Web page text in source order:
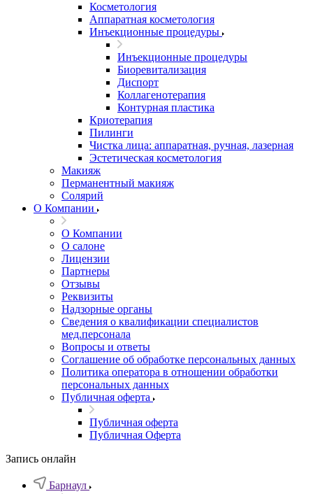
Косметология
Аппаратная косметология
Инъекционные процедуры
Инъекционные процедуры
Биоревитализация
Диспорт
Коллагенотерапия
Контурная пластика
Криотерапия
Пилинги
Чистка лица: аппаратная, ручная, лазерная
Эстетическая косметология
Макияж
Перманентный макияж
Солярий
О Компании
О Компании
О салоне
Лицензии
Партнеры
Отзывы
Реквизиты
Надзорные органы
Сведения о квалификации специалистов
мед.персонала
Вопросы и ответы
Соглашение об обработке персональных данных
Политика оператора в отношении обработки
персональных данных
Публичная оферта
Публичная оферта
Публичная Оферта
Запись онлайн
Барнаул